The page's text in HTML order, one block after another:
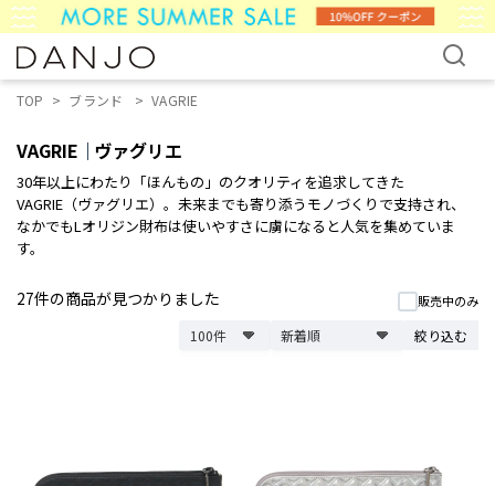
TOP ブランド VAGRIE
VAGRIE ヴァグリエ
30年以上にわたり「ほんもの」のクオリティを追求してきた
VAGRIE（ヴァグリエ）。未来までも寄り添うモノづくりで支持され、
なかでもLオリジン財布は使いやすさに虜になると人気を集めていま
す。
27件の商品が見つかりました 販売中のみ
絞り込む